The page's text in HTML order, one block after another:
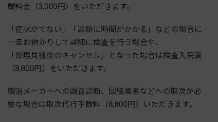
問料金（3,300円）をいただきます。
「症状がでない」「診断に時間がかかる」などの場合に
一旦お預かりして詳細に検査を行う場合や、
「修理見積後のキャンセル」となった場合は検査入院費
（8,800円）をいただきます。
製造メーカーへの調査診断、回線業者などへの取次が必
要な場合は取次代行手数料（8,800円）いただきます。